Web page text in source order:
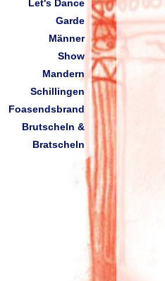
Let's Dance
Garde
Männer
Show
Mandern
Schillingen
Foasendsbrand
Brutscheln &
Bratscheln